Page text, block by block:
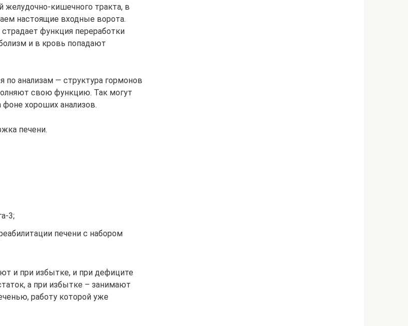
желудочно-кишечного тракта, в
настоящие входные ворота.
функция переработки
и в кровь попадают
по анализам — структура гормонов
свою функцию. Так могут
хороших анализов.
печени.
3;
печени с набором
и при избытке, и при дефиците
а при избытке – занимают
работу которой уже